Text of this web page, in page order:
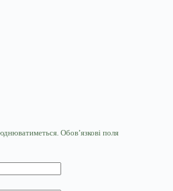
Обов’язкові поля